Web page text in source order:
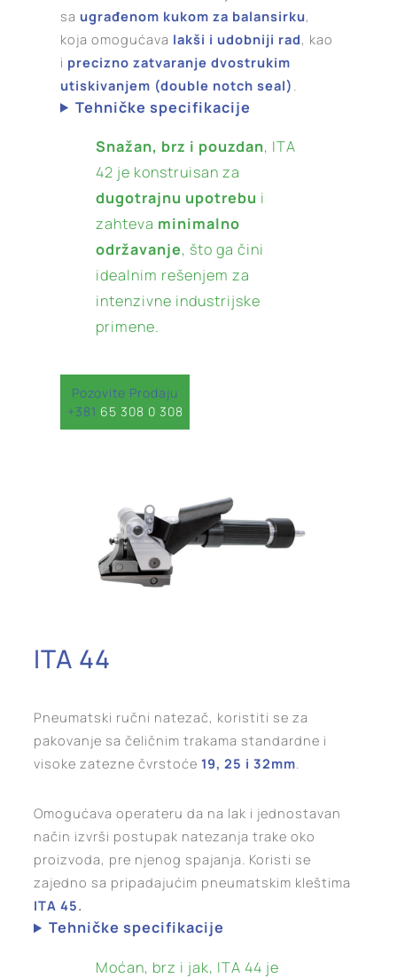
sa ugrađenom kukom za balansirku,
koja omogućava lakši i udobniji rad, kao
i precizno zatvaranje dvostrukim
utiskivanjem (double notch seal)
Tehničke specifikacije
Snažan, brz i pouzdan, ITA
42 je konstruisan za
dugotrajnu upotrebu i
zahteva minimalno
održavanje, što ga čini
idealnim rešenjem za
intenzivne industrijske
primene.
Pozovite Prodaju
+381 65 308 0 308
ITA 44
Pneumatski ručni natezač, koristiti se za
pakovanje sa čeličnim trakama standardne i
visoke zatezne čvrstoće 19, 25 i 32mm.
Omogućava operateru da na lak i jednostavan
način izvrši postupak natezanja trake oko
proizvoda, pre njenog spajanja. Koristi se
zajedno sa pripadajućim pneumatskim kleštima
ITA 45.
Tehničke specifikacije
Moćan, brz i jak, ITA 44 je